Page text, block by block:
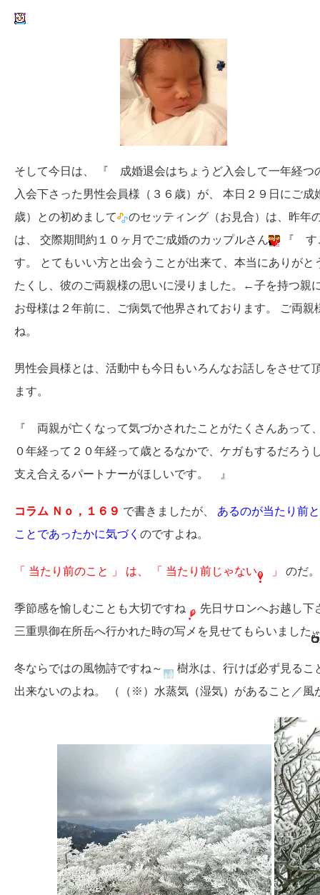
そして今日は、 『 成婚退会はちょうど入会して一年経
入会下さった男性会員様（３６歳）が、 本日２９日にご
歳）との初めまして
のセッティング（お見合）は、昨年
は、 交際期間約１０ヶ月でご成婚のカップルさん
『 す
す。 とてもいい方と出会うことが出来て、本当にありが
たくし、彼のご両親様の思いに浸りました。←子を持つ親
お母様は２年前に、ご病気で他界されております。 ご両
ね。
男性会員様とは、活動中も今日もいろんなお話しをさせ
ます。
『 両親が亡くなって気づかされたことがたくさんあって
０年経って２０年経って歳とるなかで、ケガもするだろ
支え合えるパートナーがほしいです。 』
コラム Ｎｏ，１６９ で書きましたが、 あるのが当たり前
ことであったかに気づく のですよね。
「 当たり前のこと 」 は、 「 当たり前じゃない 」 のだ。
季節感を愉しむことも大切ですね
先日サロンへお越し
三重県御在所岳へ行かれた時の写メを見せてもらいました
冬ならではの風物詩ですね～
樹氷は、行けば必ず見る
出来ないのよね。 （（※）水蒸気（湿気）があること／